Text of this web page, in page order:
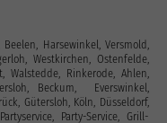
Harsewinkel, Versmold,
Westkirchen, Ostenfelde,
Walstedde, Rinkerode, Ahlen,
Beckum, Everswinkel,
Gütersloh, Köln, Düsseldorf,
Party-Service, Grill-